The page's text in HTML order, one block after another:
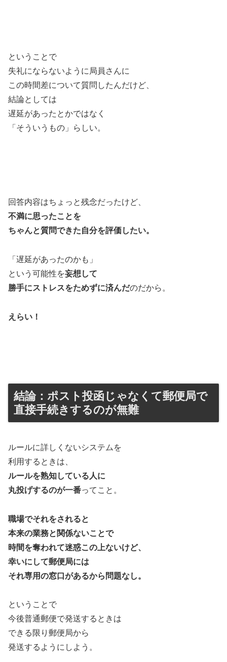
ということで
失礼にならないように局員さんに
この時間差について質問したんだけど、
結論としては
遅延があったとかではなく
「そういうもの」らしい。
回答内容はちょっと残念だったけど、
不満に思ったことを
ちゃんと質問できた自分を評価したい。
「遅延があったのかも」
という可能性を妄想して
勝手にストレスをためずに済んだのだから。
えらい！
結論：ポスト投函じゃなくて郵便局で
直接手続きするのが無難
ルールに詳しくないシステムを
利用するときは、
ルールを熟知している人に
丸投げするのが一番ってこと。
職場でそれをされると
本来の業務と関係ないことで
時間を奪われて迷惑この上ないけど、
幸いにして郵便局には
それ専用の窓口があるから問題なし。
ということで
今後普通郵便で発送するときは
できる限り郵便局から
発送するようにしよう。